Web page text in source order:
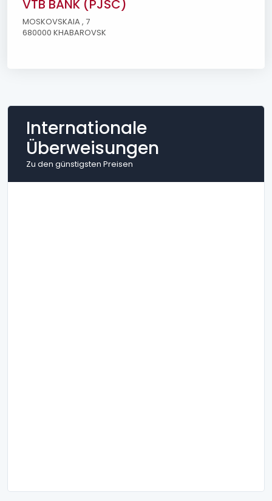
VTB BANK (PJSC)
MOSKOVSKAIA , 7
680000 KHABAROVSK
Internationale
Überweisungen
Zu den günstigsten Preisen